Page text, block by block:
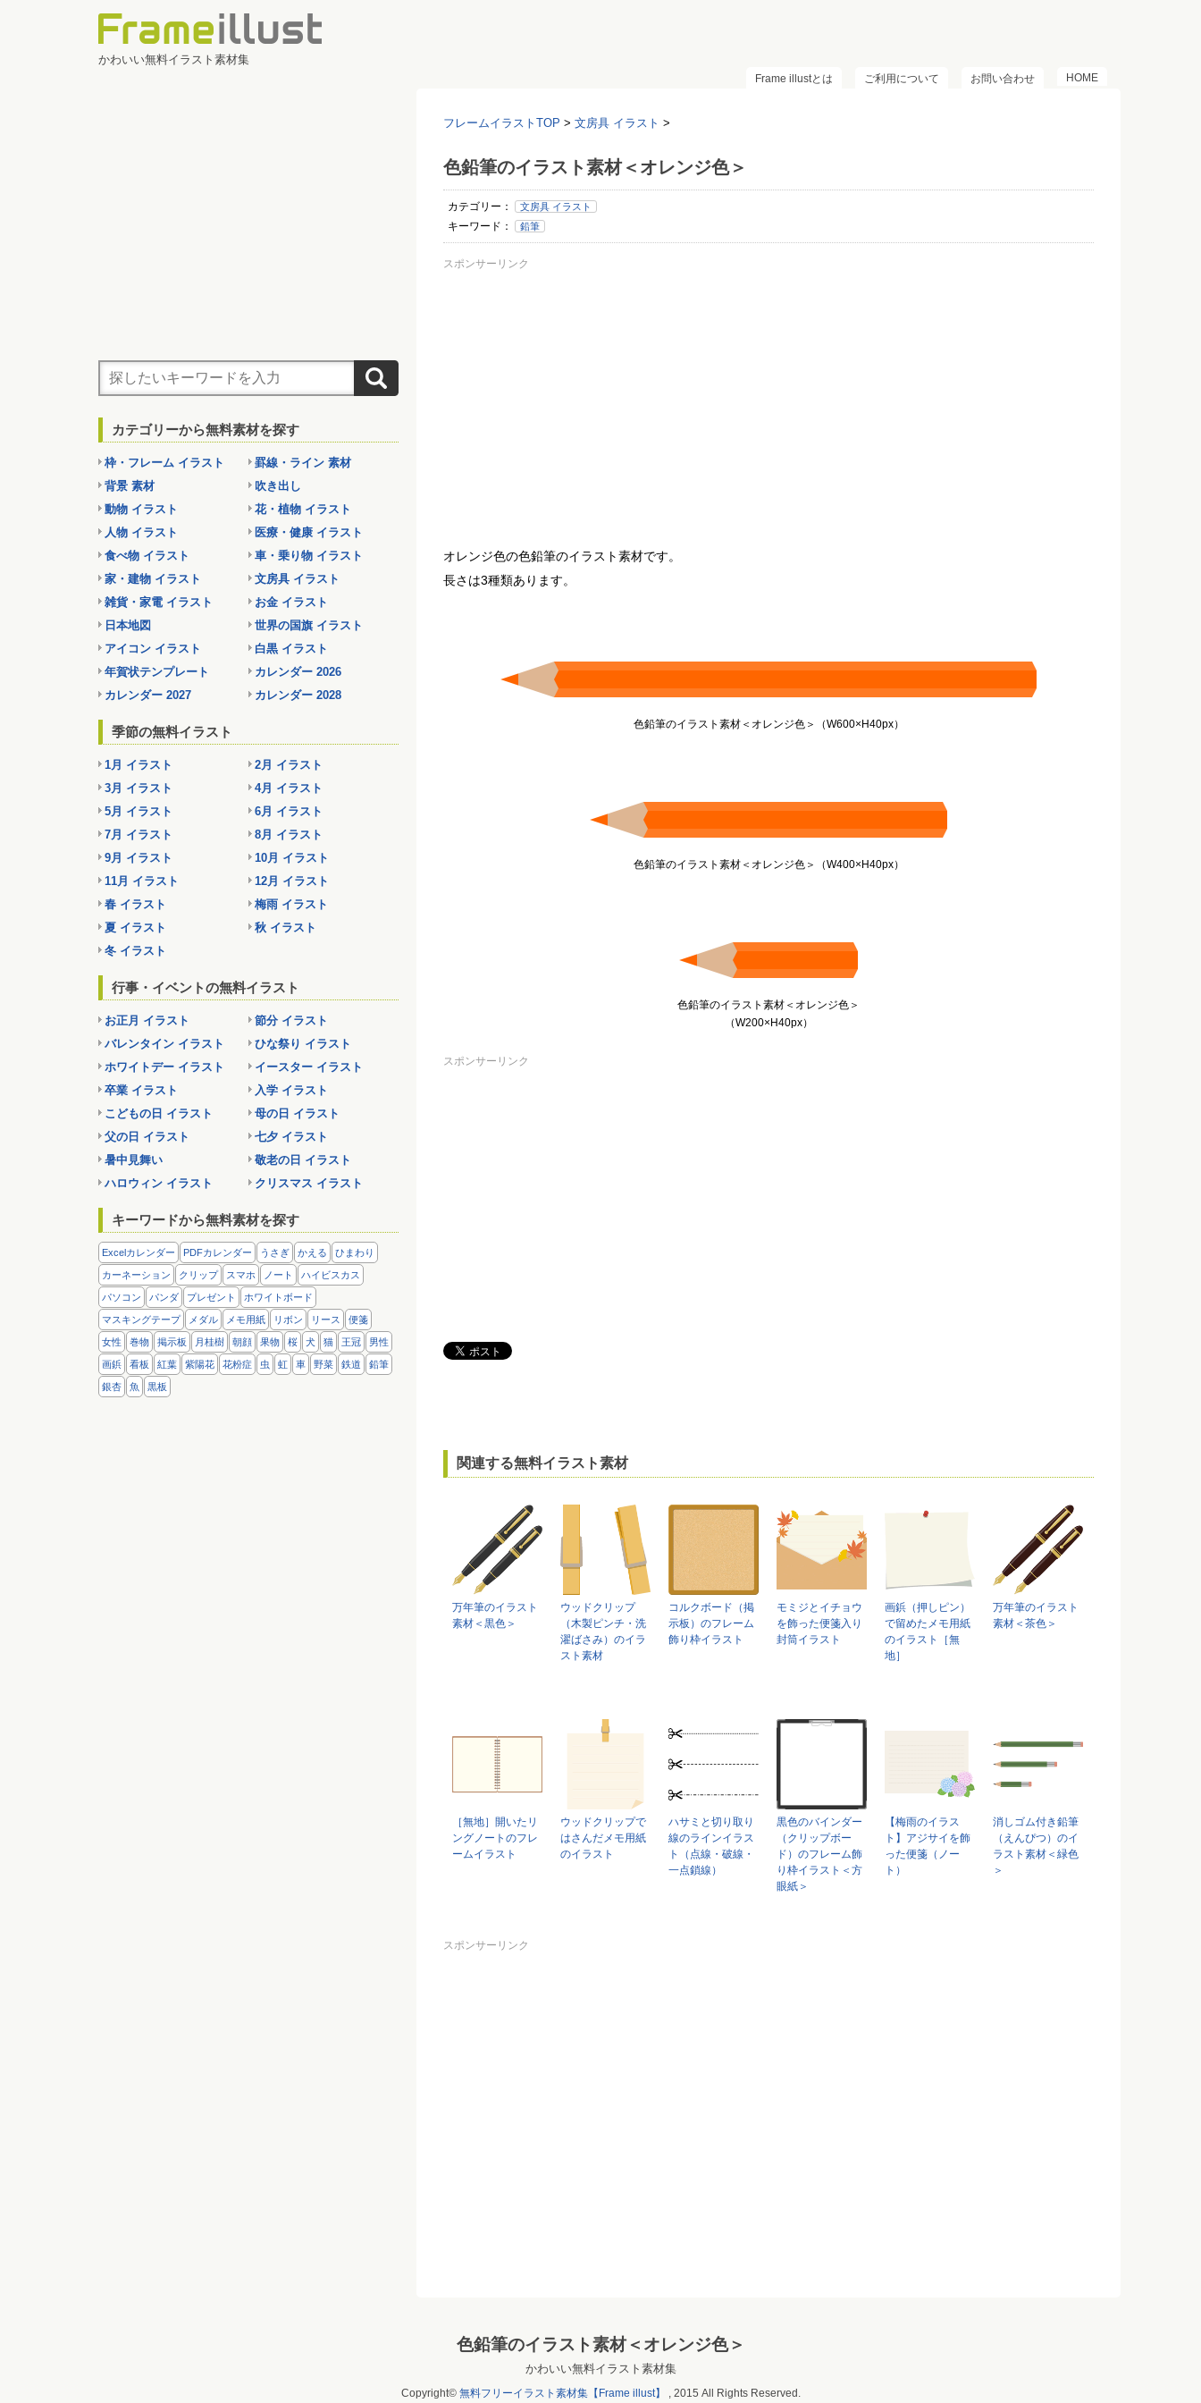
かわいい無料イラスト素材集
HOME
お問い合わせ
ご利用について
Frame illustとは
フレームイラストTOP > 文房具 イラスト >
色鉛筆のイラスト素材＜オレンジ色＞
カテゴリー： 文房具 イラスト
キーワード： 鉛筆
スポンサーリンク
オレンジ色の色鉛筆のイラスト素材です。
長さは3種類あります。
色鉛筆のイラスト素材＜オレンジ色＞（W600×H40px）
色鉛筆のイラスト素材＜オレンジ色＞（W400×H40px）
色鉛筆のイラスト素材＜オレンジ色＞
（W200×H40px）
スポンサーリンク
関連する無料イラスト素材
万年筆のイラスト
素材＜黒色＞
ウッドクリップ
（木製ピンチ・洗
濯ばさみ）のイラ
スト素材
コルクボード（掲
示板）のフレーム
飾り枠イラスト
モミジとイチョウ
を飾った便箋入り
封筒イラスト
画鋲（押しピン）
で留めたメモ用紙
のイラスト［無
地］
万年筆のイラスト
素材＜茶色＞
［無地］開いたリ
ングノートのフレ
ームイラスト
ウッドクリップで
はさんだメモ用紙
のイラスト
ハサミと切り取り
線のラインイラス
ト（点線・破線・
一点鎖線）
黒色のバインダー
（クリップボー
ド）のフレーム飾
り枠イラスト＜方
眼紙＞
【梅雨のイラス
ト】アジサイを飾
った便箋（ノー
ト）
消しゴム付き鉛筆
（えんぴつ）のイ
ラスト素材＜緑色
＞
スポンサーリンク
カテゴリーから無料素材を探す
枠・フレーム イラスト
罫線・ライン 素材
背景 素材
吹き出し
動物 イラスト
花・植物 イラスト
人物 イラスト
医療・健康 イラスト
食べ物 イラスト
車・乗り物 イラスト
家・建物 イラスト
文房具 イラスト
雑貨・家電 イラスト
お金 イラスト
日本地図
世界の国旗 イラスト
アイコン イラスト
白黒 イラスト
年賀状テンプレート
カレンダー 2026
カレンダー 2027
カレンダー 2028
季節の無料イラスト
1月 イラスト
2月 イラスト
3月 イラスト
4月 イラスト
5月 イラスト
6月 イラスト
7月 イラスト
8月 イラスト
9月 イラスト
10月 イラスト
11月 イラスト
12月 イラスト
春 イラスト
梅雨 イラスト
夏 イラスト
秋 イラスト
冬 イラスト
行事・イベントの無料イラスト
お正月 イラスト
節分 イラスト
バレンタイン イラスト
ひな祭り イラスト
ホワイトデー イラスト
イースター イラスト
卒業 イラスト
入学 イラスト
こどもの日 イラスト
母の日 イラスト
父の日 イラスト
七夕 イラスト
暑中見舞い
敬老の日 イラスト
ハロウィン イラスト
クリスマス イラスト
キーワードから無料素材を探す
Excelカレンダー PDFカレンダー うさぎ かえる ひまわり
カーネーション クリップ スマホ ノート ハイビスカス
パソコン パンダ プレゼント ホワイトボード
マスキングテープ メダル メモ用紙 リボン リース 便箋
女性 巻物 掲示板 月桂樹 朝顔 果物 桜 犬 猫 王冠 男性
画鋲 看板 紅葉 紫陽花 花粉症 虫 虹 車 野菜 鉄道 鉛筆
銀杏 魚 黒板
色鉛筆のイラスト素材＜オレンジ色＞
かわいい無料イラスト素材集
Copyright© 無料フリーイラスト素材集【Frame illust】 , 2015 All Rights Reserved.